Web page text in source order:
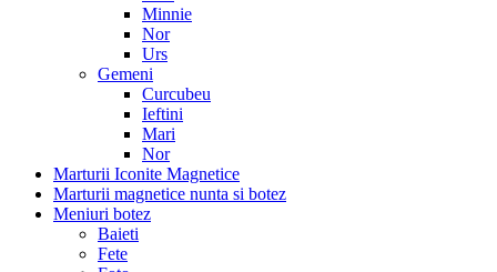
Minnie
Nor
Urs
Gemeni
Curcubeu
Ieftini
Mari
Nor
Marturii Iconite Magnetice
Marturii magnetice nunta si botez
Meniuri botez
Baieti
Fete